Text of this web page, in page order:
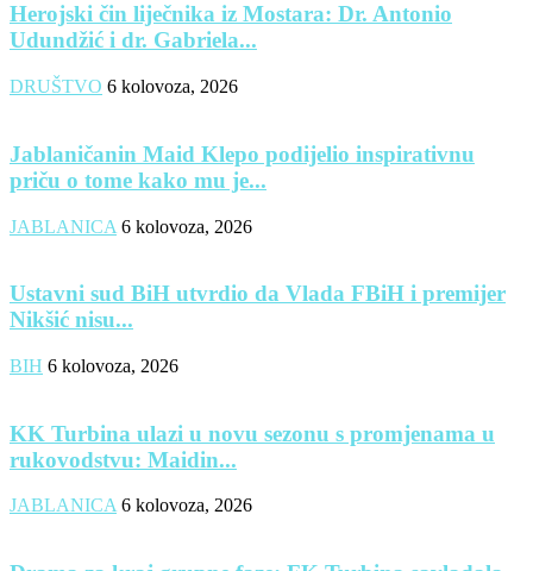
Herojski čin liječnika iz Mostara: Dr. Antonio
Udundžić i dr. Gabriela...
DRUŠTVO 6 kolovoza, 2026
Jablaničanin Maid Klepo podijelio inspirativnu
priču o tome kako mu je...
JABLANICA 6 kolovoza, 2026
Ustavni sud BiH utvrdio da Vlada FBiH i premijer
Nikšić nisu...
BIH 6 kolovoza, 2026
KK Turbina ulazi u novu sezonu s promjenama u
rukovodstvu: Maidin...
JABLANICA 6 kolovoza, 2026